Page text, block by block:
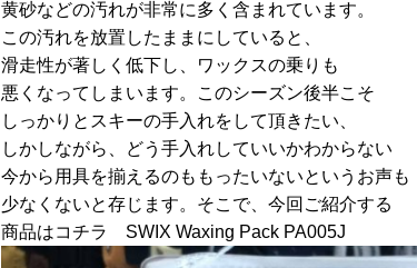
黄砂などの汚れが非常に多く含まれています。
この汚れを放置したままにしていると、
滑走性が著しく低下し、ワックスの乗りも
悪くなってしまいます。このシーズン後半こそ
しっかりとスキーの手入れをして頂きたい、
しかしながら、どう手入れしていいかわからない
今から用具を揃えるのももったいないというお声も
少なくないと存じます。そこで、今回ご紹介する
商品はコチラ SWIX Waxing Pack PA005J